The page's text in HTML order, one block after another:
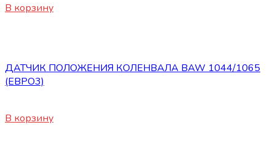
В корзину
ДАТЧИК ПОЛОЖЕНИЯ КОЛЕНВАЛА BAW 1044/1065
(ЕВРО3)
В корзину